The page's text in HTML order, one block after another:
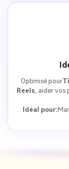
Optimisé pour
Reels, aider vos
Idéal pour: